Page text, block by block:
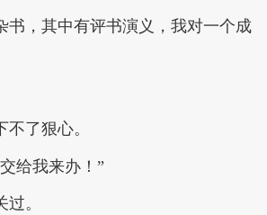
书，其中有评书演义，我对一个成
了狠心。
给我来办！”
。